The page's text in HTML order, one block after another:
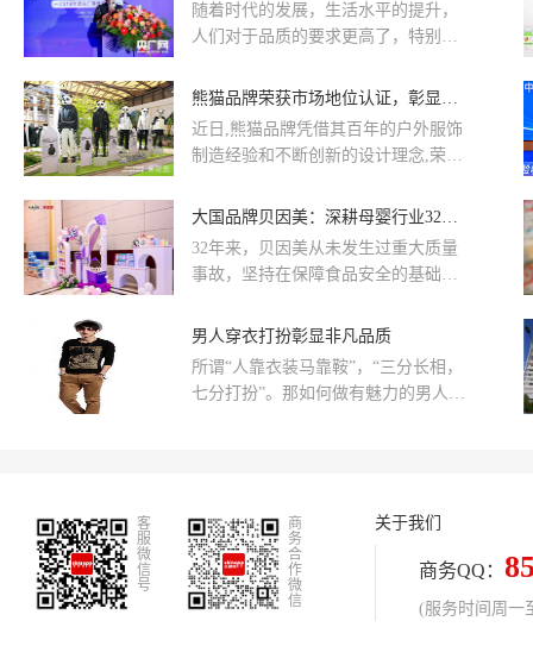
利用、安全环保与美学体验的要求也
日益严苛。
随着时代的发展，生活水平的提升，
人们对于品质的要求更高了，特别是
一点，孩子身上该本次峰会以“创新
熊猫品牌荣获市场地位认证，彰显户外服饰创新实力
近日,熊猫品牌凭借其百年的户外服饰
制造经验和不断创新的设计理念,荣获
式确立其在中国山系冲锋衣领域的开
地位确认证书,由国家统计局主管的中
国市场信息调查业协会成员艾媒咨询
大国品牌贝因美：深耕母婴行业32年，科技创新护航品牌发展
32年来，贝因美从未发生过重大质量
事故，坚持在保障食品安全的基础上
承诺。这一稳定的品质保障为贝因美
任。贝因美通过大数据和人工智能等
技术手段深入洞察年轻父母的需求，
贝因美在产品研发和创新方面的又一
重要成果。
男人穿衣打扮彰显非凡品质
所谓“人靠衣装马靠鞍”，“三分长相，
七分打扮”。那如何做有魅力的男人
客
服
微
信
号
商
务
合
作
微
信
关于我们
商务QQ：
(服务时间周一